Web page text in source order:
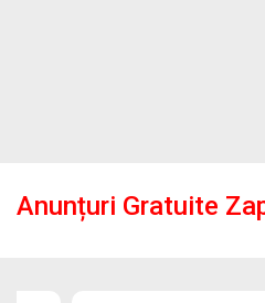
Anunțuri Gratuite